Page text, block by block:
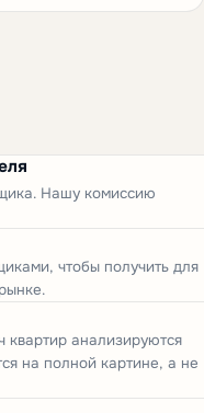
Нашу комиссию
чтобы получить для
квартир анализируются
на полной картине, а не